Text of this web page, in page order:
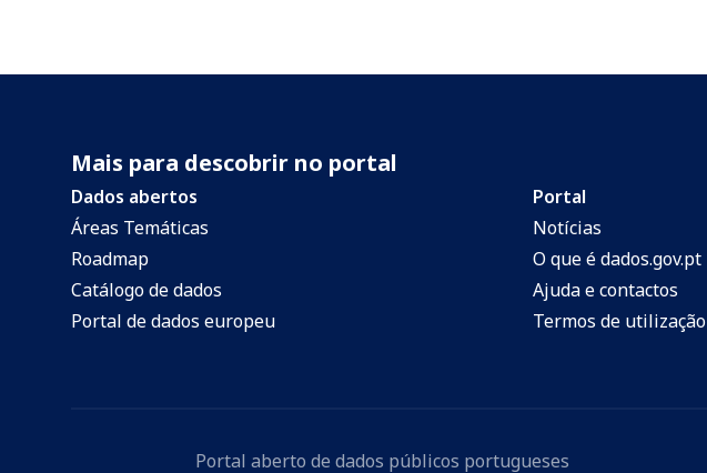
Mais para descobrir no portal
Dados abertos
Áreas Temáticas
Roadmap
Catálogo de dados
Portal de dados europeu
Portal
Notícias
O que é dados.gov.pt
Ajuda e contactos
Termos de utilização
Portal aberto de dados públicos portugueses